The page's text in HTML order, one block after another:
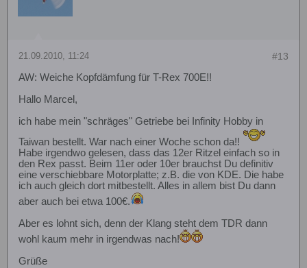
#13
21.09.2010, 11:24
AW: Weiche Kopfdämfung für T-Rex 700E!!
Hallo Marcel,
ich habe mein "schräges" Getriebe bei Infinity Hobby in
Taiwan bestellt. War nach einer Woche schon da!!
Habe irgendwo gelesen, dass das 12er Ritzel einfach so in
den Rex passt. Beim 11er oder 10er brauchst Du definitiv
eine verschiebbare Motorplatte; z.B. die von KDE. Die habe
ich auch gleich dort mitbestellt. Alles in allem bist Du dann
aber auch bei etwa 100€.
Aber es lohnt sich, denn der Klang steht dem TDR dann
wohl kaum mehr in irgendwas nach!
Grüße